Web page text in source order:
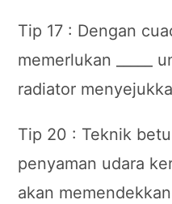
Tip 17 : Dengan
memerlukan _____
radiator
Tip 20 : Teknik
penyaman udara
akan